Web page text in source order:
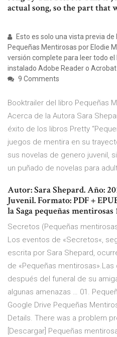
actual song, so the part that
Esto es solo una vista previa
Pequeñas Mentirosas por Elodie
versión complete para leer todo
instalado Adobe Reader o
9 Comments
Booktrailer del libro Pequeñas
Acerca de la Autora Sara
éxito de los libros Pretty
juegos de mentira en su
sus novelas de genero juvenil,
un puñado de novelas para
Autor: Sara Shepard. Año:
Juvenil. Formato: PDF +
la Saga pequeñas mentirosas
Secretos (Pequeñas
Los eventos de «Secretos«,
escrita por Sara Shepard,
de «Pequeñas
después del funeral de su
algunas amenazas … 01.
Google Drive Pequeñas
Details. There was a problem
[Descargar] Pequeñas